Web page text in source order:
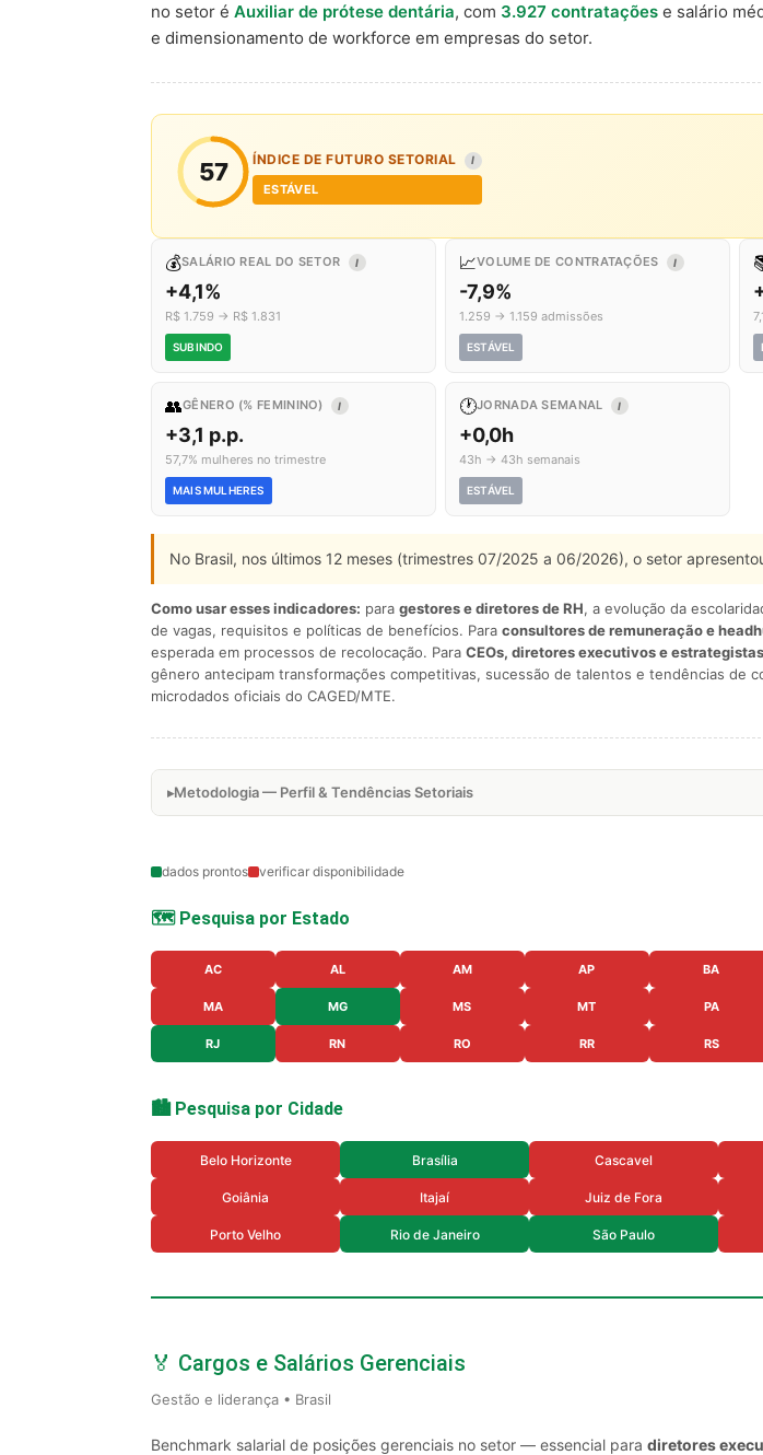
no setor é Auxiliar de prótese dentária, com 3.927 contratações e salário
e dimensionamento de workforce em empresas do setor.
57 ÍNDICE DE FUTURO SETORIAL I
ESTÁVEL
💰SALÁRIO REAL DO SETOR I
+4,1%
R$ 1.759 → R$ 1.831
SUBINDO
📈VOLUME DE CONTRATAÇÕES I
-7,9%
1.259 → 1.159 admissões
ESTÁVEL
👥GÊNERO (% FEMININO) I
+3,1 p.p.
57,7% mulheres no trimestre
MAIS MULHERES
🕐JORNADA SEMANAL I
+0,0h
43h → 43h semanais
ESTÁVEL
No Brasil, nos últimos 12 meses (trimestres 07/2025 a 06/2026), o setor
Como usar esses indicadores: para gestores e diretores de RH, a evolução da
de vagas, requisitos e políticas de benefícios. Para consultores de remuneração e
esperada em processos de recolocação. Para CEOs, diretores executivos e
gênero antecipam transformações competitivas, sucessão de talentos e tendências de
microdados oficiais do CAGED/MTE.
Metodologia — Perfil & Tendências Setoriais
dados prontos verificar disponibilidade
🗺️ Pesquisa por Estado
AC AL AM AP BA
MA MG MS MT PA
RJ RN RO RR RS
🏙️ Pesquisa por Cidade
Belo Horizonte Brasília Cascavel
Goiânia Itajaí Juiz de Fora
Porto Velho Rio de Janeiro São Paulo
🏅 Cargos e Salários Gerenciais
Gestão e liderança • Brasil
Benchmark salarial de posições gerenciais no setor — essencial para diretores